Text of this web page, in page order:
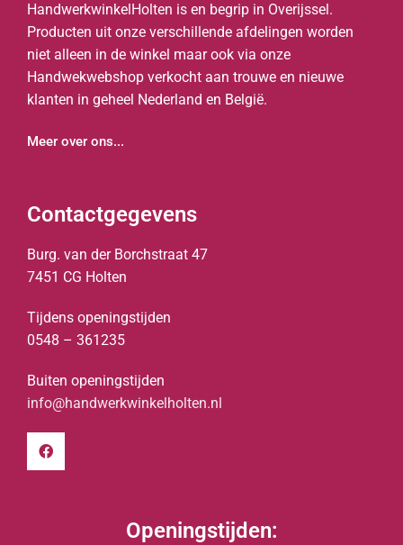
HandwerkwinkelHolten is en begrip in Overijssel.
Producten uit onze verschillende afdelingen worden
niet alleen in de winkel maar ook via onze
Handwekwebshop verkocht aan trouwe en nieuwe
klanten in geheel Nederland en België.
Meer over ons...
Contactgegevens
Burg. van der Borchstraat 47
7451 CG Holten
Tijdens openingstijden
0548 – 361235
Buiten openingstijden
info@handwerkwinkelholten.nl
Openingstijden: